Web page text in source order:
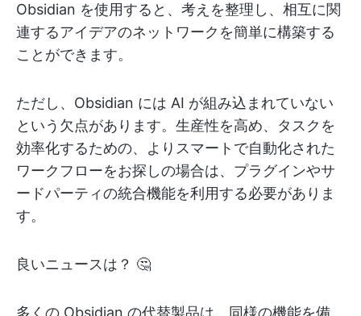
Obsidian を使用すると、考えを整理し、相互に関
連するアイデアのネットワークを簡単に構築する
ことができます。
ただし、Obsidian には AI が組み込まれていない
という欠点があります。生産性を高め、タスクを
効率化するための、よりスマートで自動化された
ワークフローをお探しの場合は、プラグインやサ
ードパーティの統合機能を利用する必要がありま
す。
良いニュースは？ 🤔
多くの Obsidian の代替製品は、同様の機能を備